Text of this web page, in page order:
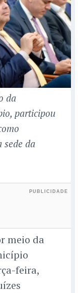
da
participou
sede da
meio da
feira,